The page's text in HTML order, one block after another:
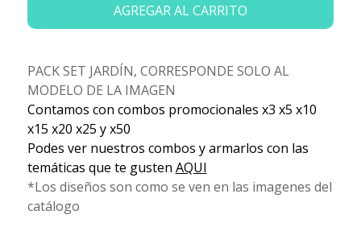
AGREGAR AL CARRITO
PACK SET JARDÍN, CORRESPONDE SOLO AL
MODELO DE LA IMAGEN
Contamos con combos promocionales x3 x5 x10
x15 x20 x25 y x50
Podes ver nuestros combos y armarlos con las
temáticas que te gusten AQUI
*Los diseños son como se ven en las imagenes del
catálogo